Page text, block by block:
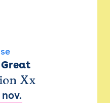
Great
Xx
nov.